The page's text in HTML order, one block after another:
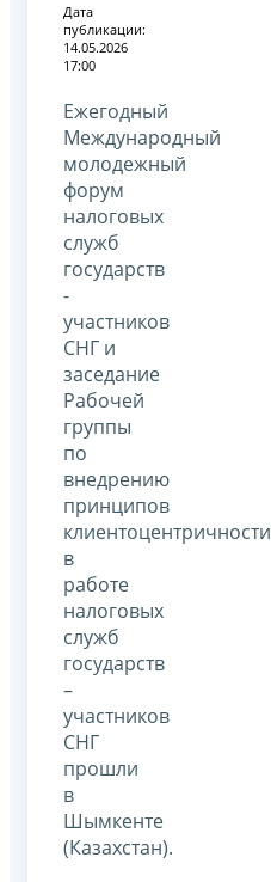
Дата
публикации:
14.05.2026
17:00
Ежегодный
Международный
молодежный
форум
налоговых
служб
государств
-
участников
СНГ и
заседание
Рабочей
группы
по
внедрению
принципов
клиентоцентричности
в
работе
налоговых
служб
государств
–
участников
СНГ
прошли
в
Шымкенте
(Казахстан).